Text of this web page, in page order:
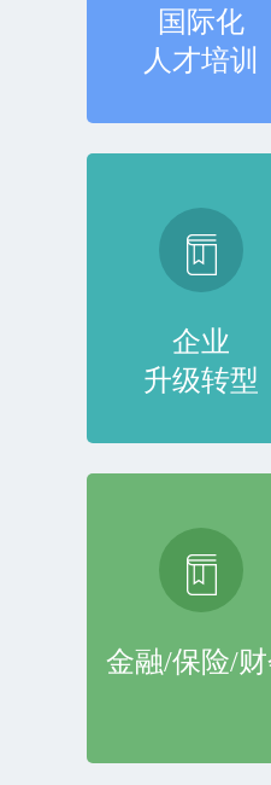
国际化
人才培训
企业
升级转型
金融/保险/